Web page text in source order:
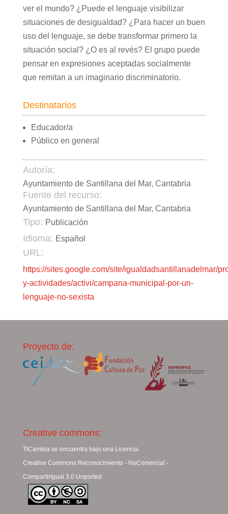
ver el mundo? ¿Puede el lenguaje visibilizar
situaciones de desigualdad? ¿Para hacer un buen
uso del lenguaje, se debe transformar primero la
situación social? ¿O es al revés? El grupo puede
pensar en expresiones aceptadas socialmente
que remitan a un imaginario discriminatorio.
Destinatarios
Educador/a
Público en general
Autoría:
Ayuntamiento de Santillana del Mar, Cantabria
Fuente del recurso:
Ayuntamiento de Santillana del Mar, Cantabria
Tipo: Publicación
Idioma: Español
URL:
https://sites.google.com/site/igualdadsantillanadelmar/
y-actividades/activi/campana-municipal-por-un-
lenguaje-no-sexista
Proyecto de:
Creative commons:
TICambia se encuentra bajo una Licencia
Creative Commons Reconocimiento - NoComercial -
CompartirIgual 3.0 Unported